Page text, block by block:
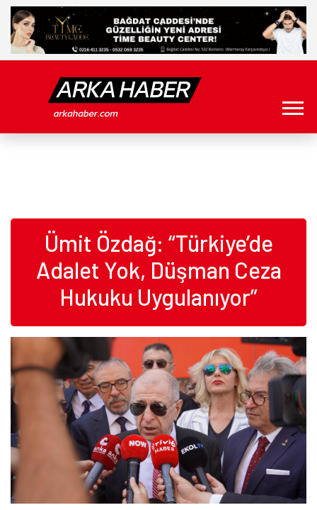
Ümit Özdağ: “Türkiye’de
Adalet Yok, Düşman Ceza
Hukuku Uygulanıyor”